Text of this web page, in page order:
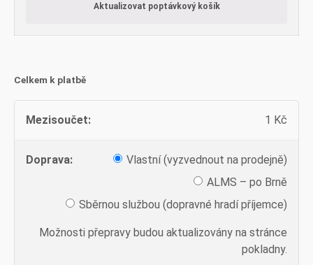
Aktualizovat poptávkový košík
Celkem k platbě
1 Kč
Vlastní (vyzvednout na prodejně)
ALMS – po Brně
Sběrnou službou (dopravné hradí příjemce)
Možnosti přepravy budou aktualizovány na stránce
pokladny.